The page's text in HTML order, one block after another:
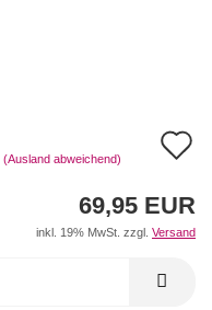
(Ausland abweichend)
69,95 EUR
inkl. 19% MwSt. zzgl. Versand